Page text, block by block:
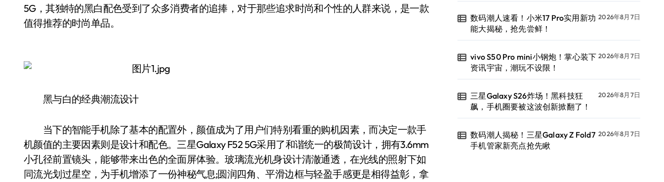
5G，其独特的黑白配色受到了众多消费者的追捧，对于那些追求时尚和个性的人群来说，是一款
值得推荐的时尚单品。
黑与白的经典潮流设计
当下的智能手机除了基本的配置外，颜值成为了用户们特别看重的购机因素，而决定一款手
机颜值的主要因素则是设计和配色。三星Galaxy F52 5G采用了和谐统一的极简设计，拥有3.6mm
小孔径前置镜头，能够带来出色的全面屏体验。玻璃流光机身设计清澈通透，在光线的照射下如
同流光划过星空，为手机增添了一份神秘气息;圆润四角、平滑边框与轻盈手感更是相得益彰，拿
数码潮人速看！小米17 Pro实用新功
能大揭秘，抢先尝鲜！
2026年8月7日
vivo S50 Pro mini小钢炮！掌心装下
资讯宇宙，潮玩不设限！
2026年8月7日
三星Galaxy S26炸场！黑科技狂
飙，手机圈要被这波创新掀翻了！
2026年8月7日
数码潮人揭秘！三星Galaxy Z Fold7
手机管家新亮点抢先瞅
2026年8月7日